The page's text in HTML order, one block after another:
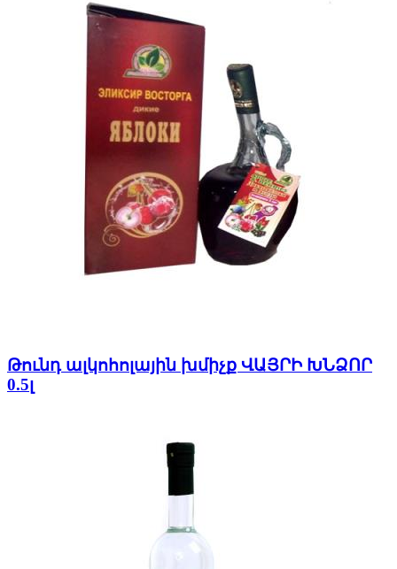
Թունդ ալկոհոլային խմիչք ՎԱՅՐԻ ԽՆՁՈՐ
0.5լ